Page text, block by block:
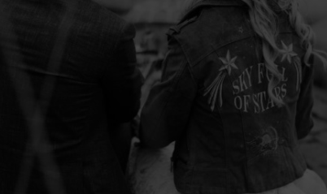
Van de geloften tot jullie trouwringen, en